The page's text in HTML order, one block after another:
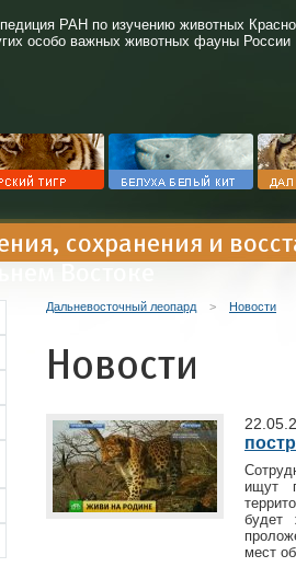
РАН по изучению животных
особо важных животных фауны России
сохранения и
Дальневосточный леопард > Новости
Новости
ищут
будет
мест